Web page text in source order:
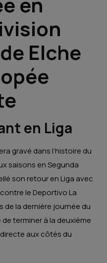
Elche
en Liga
gravé dans l’histoire du
saisons en Segunda
son retour en Liga avec
le Deportivo La
de la dernière journée du
terminer à la deuxième
aux côtés du